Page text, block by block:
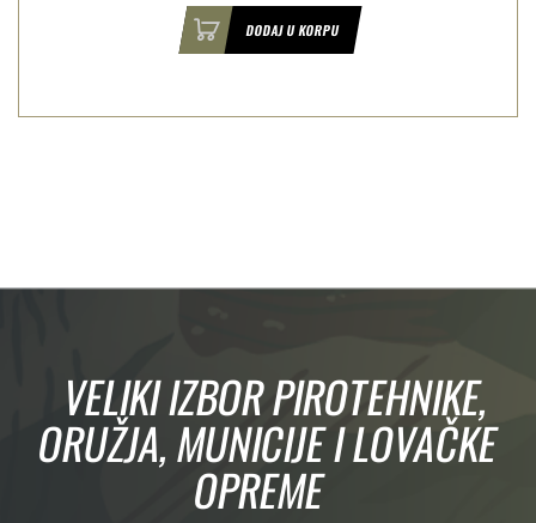
DODAJ U KORPU
VELIKI IZBOR PIROTEHNIKE,
ORUŽJA, MUNICIJE I LOVAČKE
OPREME